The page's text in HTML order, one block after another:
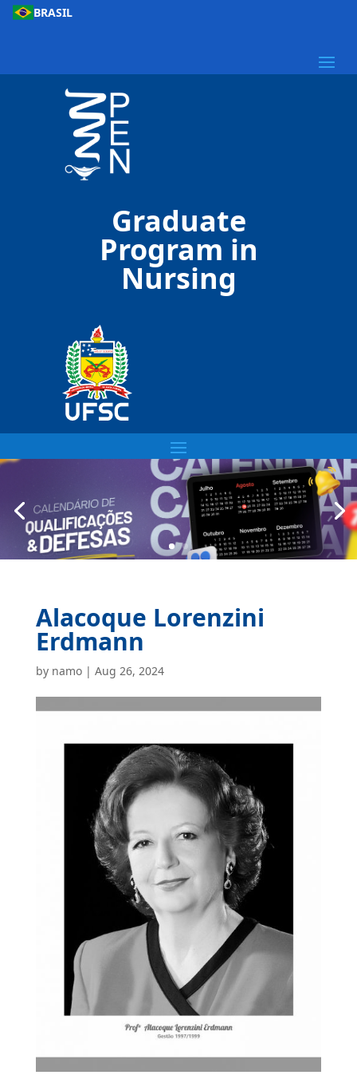
BRASIL
Graduate
Program in
Nursing
Alacoque Lorenzini
Erdmann
by namo| Aug 26, 2024